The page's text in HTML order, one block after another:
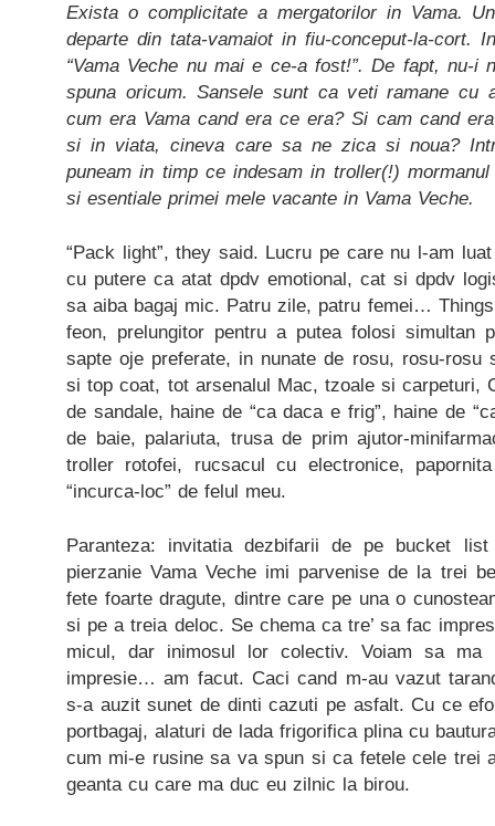
Exista o complicitate a mergatorilor in Vama.
departe din tata-vamaiot in fiu-conceput-la-cort.
“Vama Veche nu mai e ce-a fost!”. De fapt, nu-i
spuna oricum. Sansele sunt ca veti ramane cu
cum era Vama cand era ce era? Si cam cand
si in viata, cineva care sa ne zica si noua?
puneam in timp ce indesam in troller(!)
si esentiale primei mele vacante in Vama Veche.
“Pack light”, they said. Lucru pe care nu l-am
cu putere ca atat dpdv emotional, cat si dpdv
sa aiba bagaj mic. Patru zile, patru femei…
feon, prelungitor pentru a putea folosi simultan
sapte oje preferate, in nunate de rosu, rosu-rosu
si top coat, tot arsenalul Mac, tzoale si carpeturi,
de sandale, haine de “ca daca e frig”, haine de
de baie, palariuta, trusa de prim ajutor-
troller rotofei, rucsacul cu electronice,
“incurca-loc” de felul meu.
Paranteza: invitatia dezbifarii de pe bucket
pierzanie Vama Veche imi parvenise de la trei
fete foarte dragute, dintre care pe una o
si pe a treia deloc. Se chema ca tre’ sa fac
micul, dar inimosul lor colectiv. Voiam sa ma
impresie… am facut. Caci cand m-au vazut
s-a auzit sunet de dinti cazuti pe asfalt. Cu ce
portbagaj, alaturi de lada frigorifica plina cu
cum mi-e rusine sa va spun si ca fetele cele trei
geanta cu care ma duc eu zilnic la birou.